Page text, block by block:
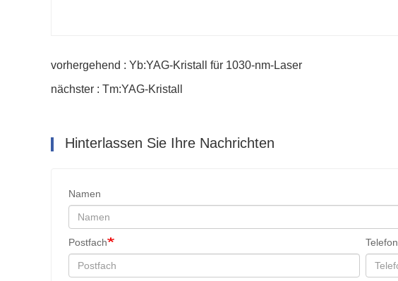
vorhergehend : Yb:YAG-Kristall für 1030-nm-Laser
nächster : Tm:YAG-Kristall
Hinterlassen Sie Ihre Nachrichten
Namen
Postfach Telefon